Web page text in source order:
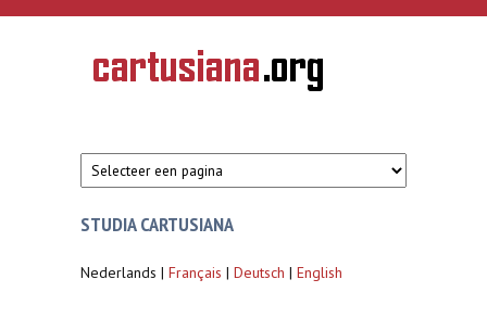
Overslaan en naar de inhoud gaan
CARTUSIANA
Geschiedenis
van de
STUDIA CARTUSIANA
Nederlands | Français | Deutsch | English